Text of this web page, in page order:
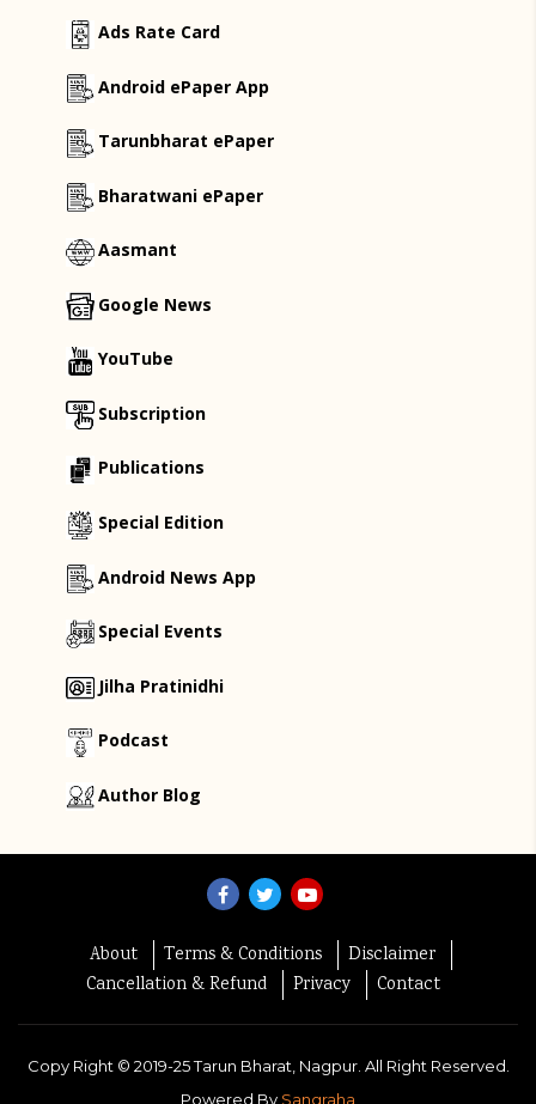
Ads Rate Card
Android ePaper App
Tarunbharat ePaper
Bharatwani ePaper
Aasmant
Google News
YouTube
Subscription
Publications
Special Edition
Android News App
Special Events
Jilha Pratinidhi
Podcast
Author Blog
About Terms & Conditions
Disclaimer
Cancellation & Refund
Privacy Contact
Copy Right © 2019-25Tarun Bharat, Nagpur. All Right Reserved.
Powered By Sangraha